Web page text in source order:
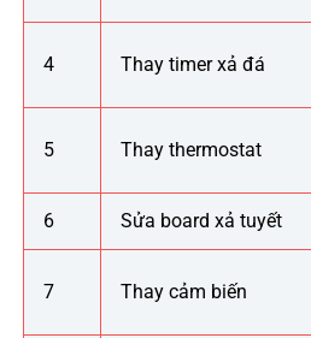
4 Thay timer xả đá
5 Thay thermostat
6 Sửa board xả tuyết
7 Thay cảm biến